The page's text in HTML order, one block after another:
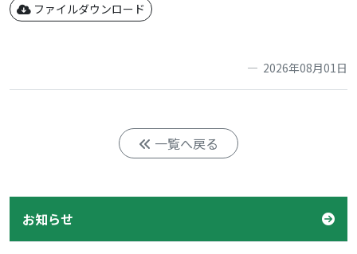
ファイルダウンロード
2026年08月01日
一覧へ戻る
お知らせ